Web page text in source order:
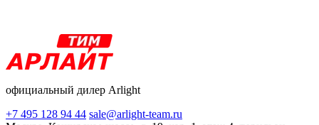
официальный дилер Arlight
+7 495 128 94 44 sale@arlight-team.ru